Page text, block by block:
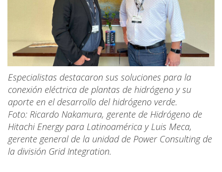
Especialistas destacaron sus soluciones para la
conexión eléctrica de plantas de hidrógeno y su
aporte en el desarrollo del hidrógeno verde.
Foto: Ricardo Nakamura, gerente de Hidrógeno de
Hitachi Energy para Latinoamérica y Luis Meca,
gerente general de la unidad de Power Consulting de
la división Grid Integration.